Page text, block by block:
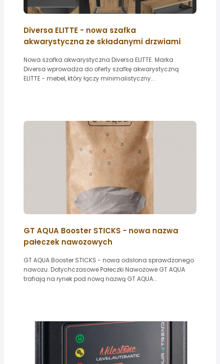
Diversa ELITTE - nowa szafka
akwarystyczna ze składanymi drzwiami
Nowa szafka akwarystyczna Diversa ELITTE. Marka
Diversa wprowadza do oferty szafkę akwarystyczną
ELITTE - mebel, który łączy minimalistyczny...
GT AQUA Booster STICKS - nowa nazwa
pałeczek nawozowych
GT AQUA Booster STICKS - nowa odsłona sprawdzonego
nawozu. Dotychczasowe Pałeczki Nawozowe GT AQUA
trafiają na rynek pod nową nazwą GT AQUA...